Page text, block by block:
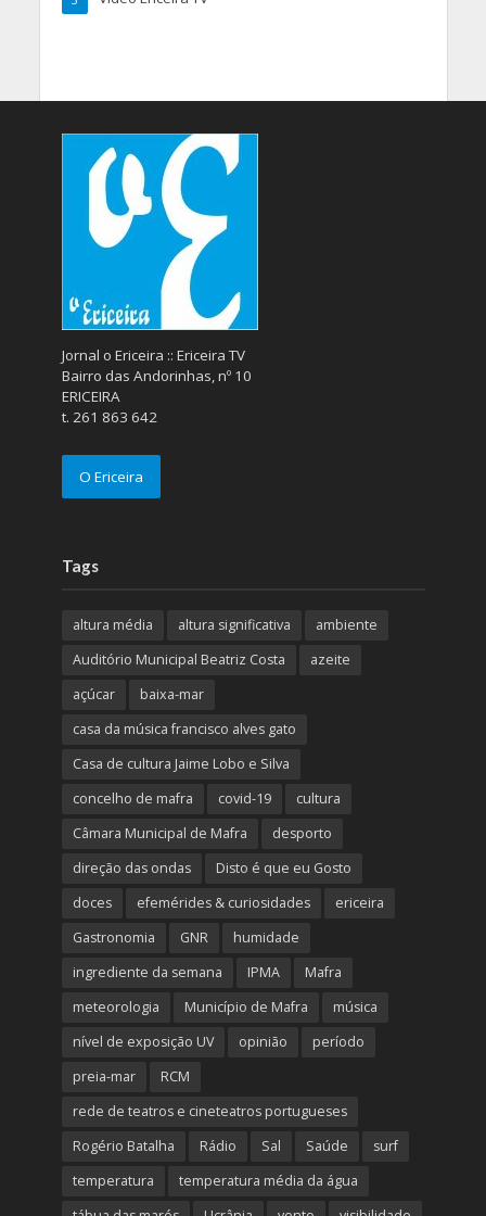
Jornal o Ericeira :: Ericeira TV
Bairro das Andorinhas, nº 10
ERICEIRA
t. 261 863 642
O Ericeira
Tags
altura média altura significativa
ambiente
Auditório Municipal Beatriz Costa
azeite
açúcar
baixa-mar
casa da música francisco alves gato
Casa de cultura Jaime Lobo e Silva
concelho de mafra
covid-19
cultura
Câmara Municipal de Mafra
desporto
direção das ondas
Disto é que eu Gosto
doces
efemérides & curiosidades
ericeira
Gastronomia
GNR
humidade
ingrediente da semana
IPMA
Mafra
meteorologia
Município de Mafra
música
nível de exposição UV
opinião
período
preia-mar
RCM
rede de teatros e cineteatros portugueses
Rogério Batalha
Rádio Sal Saúde
surf
temperatura
temperatura média da água